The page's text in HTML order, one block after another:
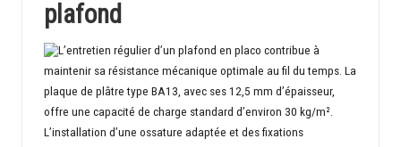
plafond
L’entretien régulier d’un plafond en placo contribue à
maintenir sa résistance mécanique optimale au fil du temps. La
plaque de plâtre type BA13, avec ses 12,5 mm d’épaisseur,
offre une capacité de charge standard d’environ 30 kg/m².
L’installation d’une ossature adaptée et des fixations